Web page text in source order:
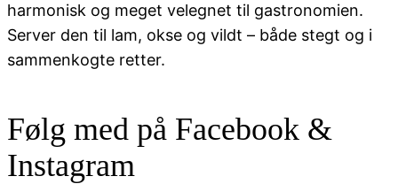
harmonisk og meget velegnet til gastronomien.
Server den til lam, okse og vildt – både stegt og i
sammenkogte retter.
Følg med på Facebook &
Instagram